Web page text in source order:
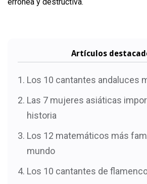
Artículos
Los 10 cantantes andaluces
Las 7 mujeres asiáticas
historia
Los 12 matemáticos más
mundo
Los 10 cantantes de